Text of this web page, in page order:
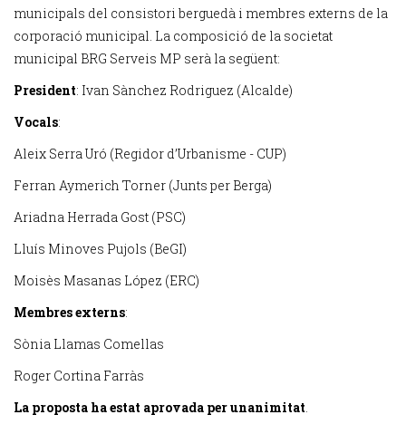
municipals del consistori berguedà i membres externs de la
corporació municipal. La composició de la societat
municipal BRG Serveis MP serà la següent:
President: Ivan Sànchez Rodriguez (Alcalde)
Vocals:
Aleix Serra Uró (Regidor d’Urbanisme - CUP)
Ferran Aymerich Torner (Junts per Berga)
Ariadna Herrada Gost (PSC)
Lluís Minoves Pujols (BeGI)
Moisès Masanas López (ERC)
Membres externs:
Sònia Llamas Comellas
Roger Cortina Farràs
La proposta ha estat aprovada per unanimitat.